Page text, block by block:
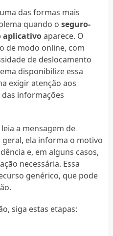
das formas mais
quando o seguro-
aplicativoaparece. O
de modo online, com
de deslocamento
disponibilize essa
exigir atenção aos
informações
a mensagem de
ela informa o motivo
e, em alguns casos,
necessária. Essa
genérico, que pode
siga estas etapas: